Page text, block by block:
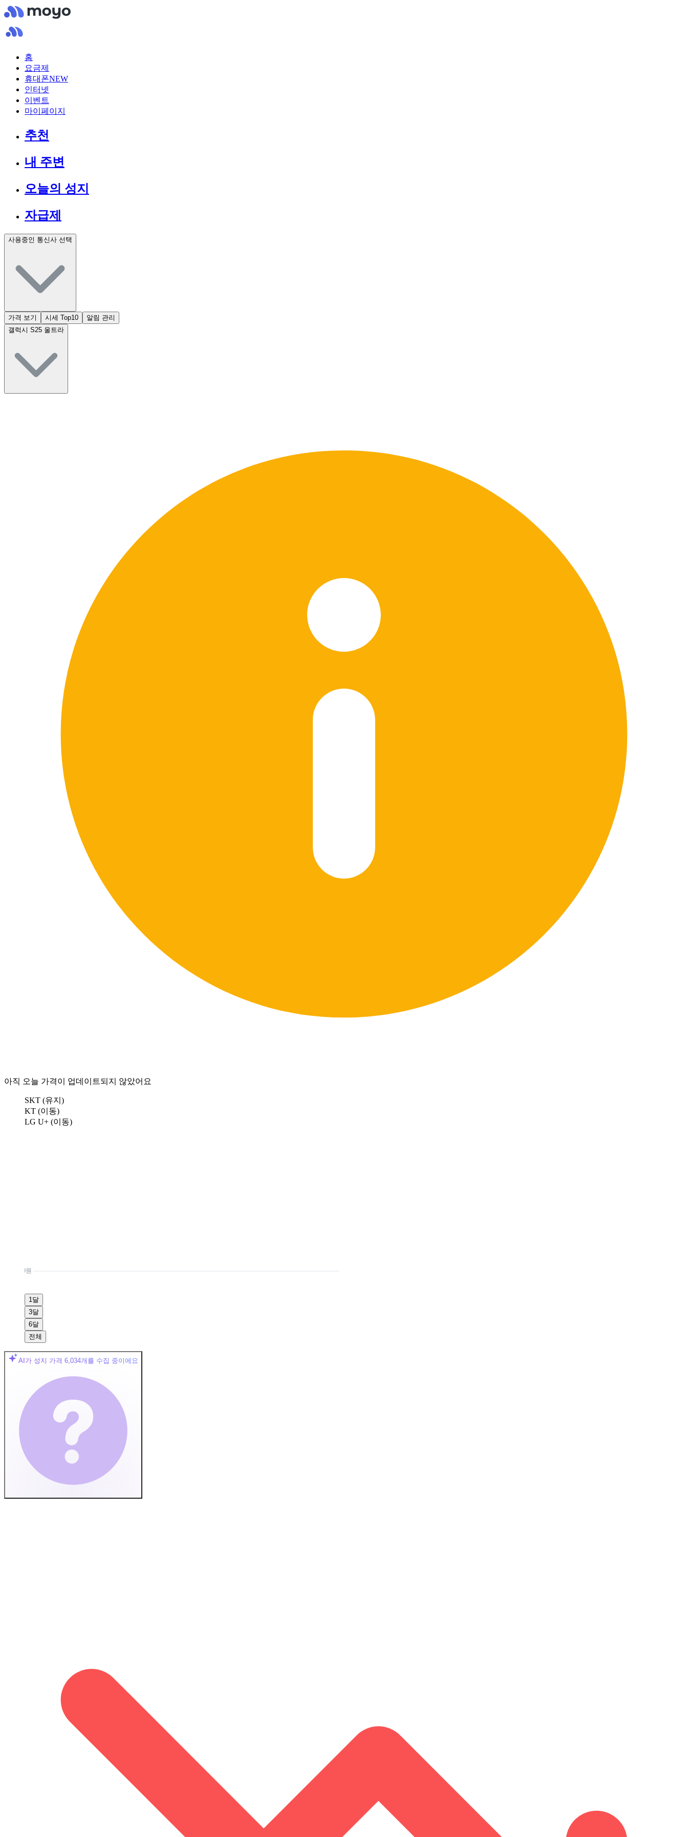
홈
요금제
휴대폰NEW
인터넷
이벤트
마이페이지
추천
내 주변
오늘의 성지
자급제
사용중인 통신사 선택
가격 보기 시세 Top10
알림 관리
갤럭시 S25 울트라
아직 오늘 가격이 업데이트되지 않았어요
SKT (유지)
KT (이동)
LG U+ (이동)
0원
1달
3달
6달
전체
AI가 성지 가격 6,034개를 수집 중이에요